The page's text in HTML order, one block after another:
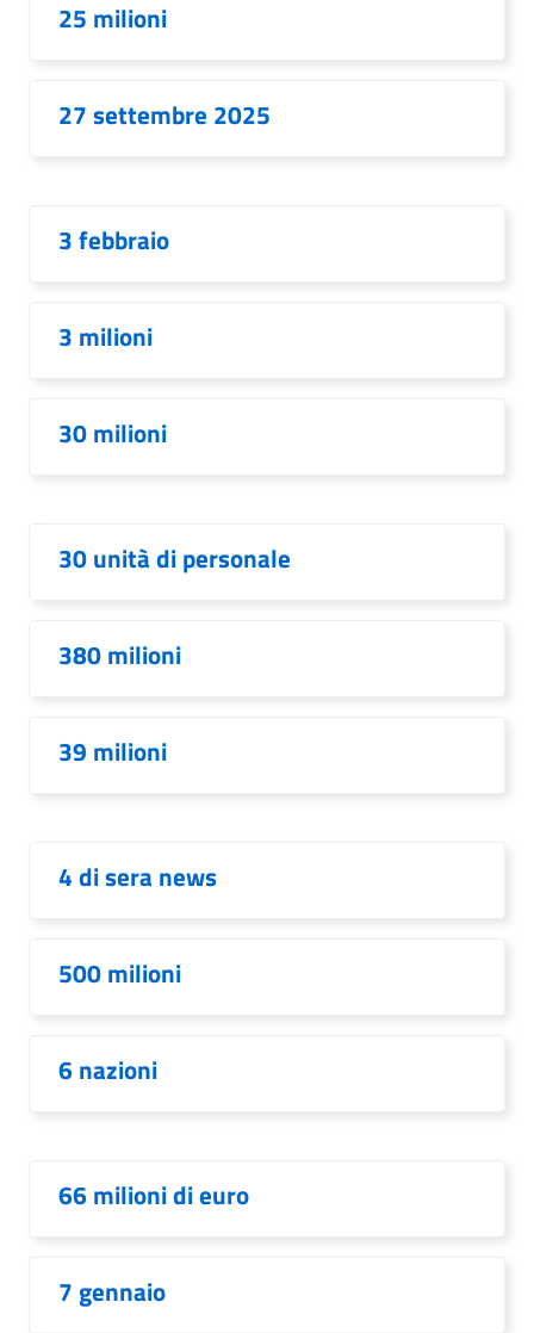
25 milioni
27 settembre 2025
3 febbraio
3 milioni
30 milioni
30 unità di personale
380 milioni
39 milioni
4 di sera news
500 milioni
6 nazioni
66 milioni di euro
7 gennaio